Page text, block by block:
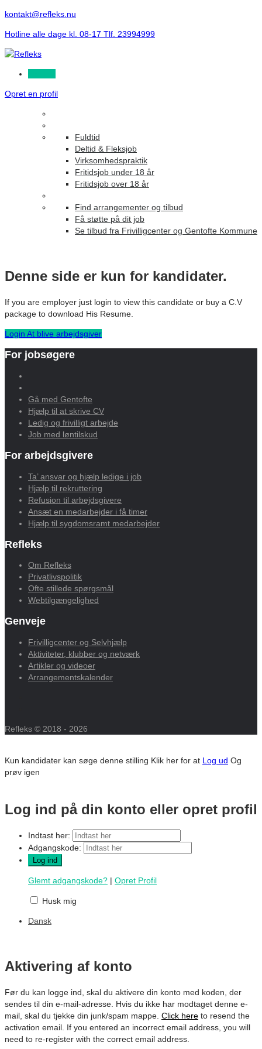
kontakt@refleks.nu
Hotline alle dage kl. 08-17 Tlf. 23994999
Opret en profil
Fuldtid
Deltid & Fleksjob
Virksomhedspraktik
Fritidsjob under 18 år
Fritidsjob over 18 år
Find arrangementer og tilbud
Få støtte på dit job
Se tilbud fra Frivilligcenter og Gentofte Kommune
Denne side er kun for kandidater.
If you are employer just login to view this candidate or buy a C.V
package to download His Resume.
Login At blive arbejdsgiver
For jobsøgere
Gå med Gentofte
Hjælp til at skrive CV
Ledig og frivilligt arbejde
Job med løntilskud
For arbejdsgivere
Ta’ ansvar og hjælp ledige i job
Hjælp til rekruttering
Refusion til arbejdsgivere
Ansæt en medarbejder i få timer
Hjælp til sygdomsramt medarbejder
Refleks
Om Refleks
Privatlivspolitik
Ofte stillede spørgsmål
Webtilgængelighed
Genveje
Frivilligcenter og Selvhjælp
Aktiviteter, klubber og netværk
Artikler og videoer
Arrangementskalender
Refleks © 2018 - 2026
Kun kandidater kan søge denne stilling Klik her for at Log ud Og
prøv igen
Log ind på din konto eller opret profil
Indtast her:
Adgangskode:
Glemt adgangskode? | Opret Profil
Husk mig
Dansk
Aktivering af konto
Før du kan logge ind, skal du aktivere din konto med koden, der
sendes til din e-mail-adresse. Hvis du ikke har modtaget denne e-
mail, skal du tjekke din junk/spam mappe. Click here to resend the
activation email. If you entered an incorrect email address, you will
need to re-register with the correct email address.